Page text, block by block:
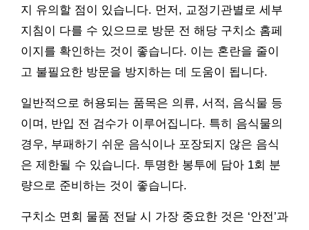
지 유의할 점이 있습니다. 먼저, 교정기관별로 세부
지침이 다를 수 있으므로 방문 전 해당 구치소 홈페
이지를 확인하는 것이 좋습니다. 이는 혼란을 줄이
고 불필요한 방문을 방지하는 데 도움이 됩니다.
일반적으로 허용되는 품목은 의류, 서적, 음식물 등
이며, 반입 전 검수가 이루어집니다. 특히 음식물의
경우, 부패하기 쉬운 음식이나 포장되지 않은 음식
은 제한될 수 있습니다. 투명한 봉투에 담아 1회 분
량으로 준비하는 것이 좋습니다.
구치소 면회 물품 전달 시 가장 중요한 것은 ‘안전’과